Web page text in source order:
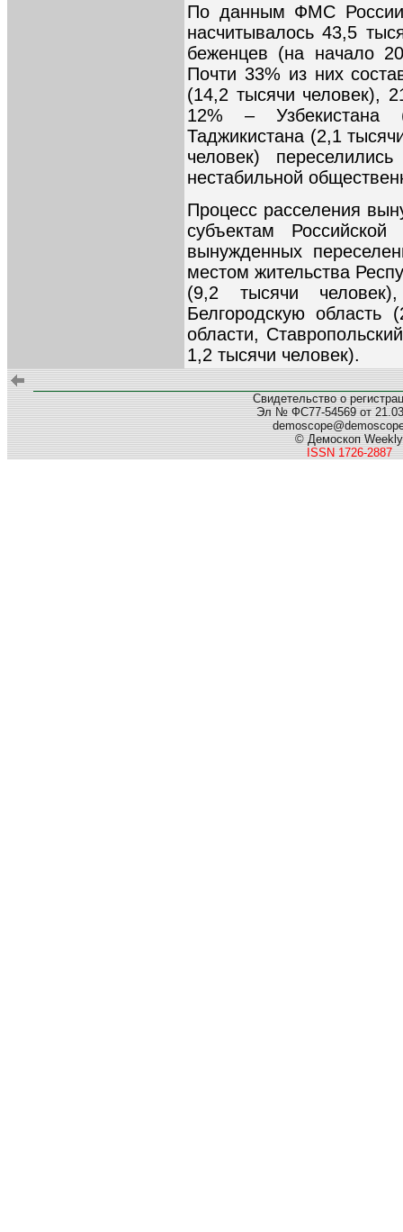
По данным ФМС
насчитывалось 43,5
беженцев (на начало
Почти 33% из них
(14,2 тысячи человек),
12% –
Таджикистана (2,1
человек)
нестабильной
Процесс расселения
субъектам
вынужденных
местом жительства
(9,2 тысячи
Белгородскую область
области,
1,2 тысячи человек).
Свидетельство о
Эл № ФС77-54569 от
© Демоскоп Weekly
ISSN 1726-2887